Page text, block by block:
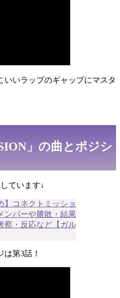
いいラップのギャップにマスタ
」の曲とポジシ
ています↓
】コネクトミッショ
ンバーや勝敗・結果
察・反応など【ガル
第3話！